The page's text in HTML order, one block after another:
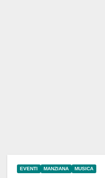
EVENTI MANZIANA MUSICA